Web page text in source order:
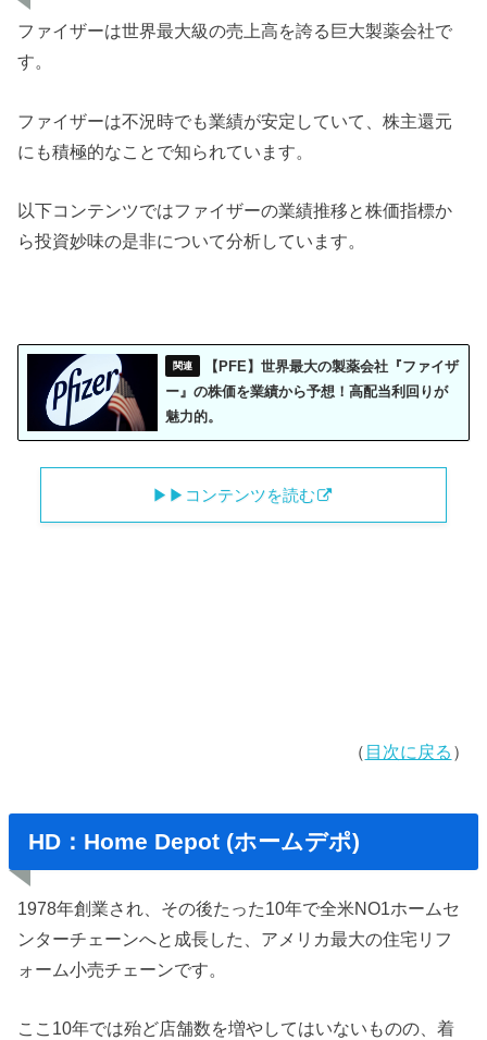
ファイザーは世界最大級の売上高を誇る巨大製薬会社で
す。
ファイザーは不況時でも業績が安定していて、株主還元
にも積極的なことで知られています。
以下コンテンツではファイザーの業績推移と株価指標か
ら投資妙味の是非について分析しています。
【PFE】世界最大の製薬会社『ファイザ
ー』の株価を業績から予想！高配当利回りが
魅力的。
▶︎▶︎コンテンツを読む
（ 目次に戻る ）
HD：Home Depot (ホームデポ)
1978年創業され、その後たった10年で全米NO1ホームセ
ンターチェーンへと成長した、アメリカ最大の住宅リフ
ォーム小売チェーンです。
ここ10年では殆ど店舗数を増やしてはいないものの、着